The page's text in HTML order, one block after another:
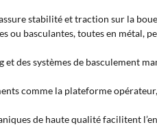
stabilité et traction sur la
ou basculantes, toutes en métal,
et des systèmes de
comme la plateforme
de haute qualité facilitent